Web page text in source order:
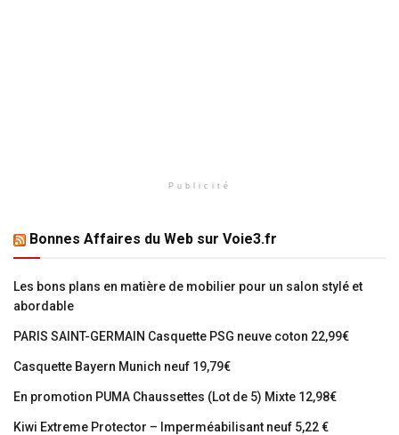
Publicité
Bonnes Affaires du Web sur Voie3.fr
Les bons plans en matière de mobilier pour un salon stylé et
abordable
PARIS SAINT-GERMAIN Casquette PSG neuve coton 22,99€
Casquette Bayern Munich neuf 19,79€
En promotion PUMA Chaussettes (Lot de 5) Mixte 12,98€
Kiwi Extreme Protector – Imperméabilisant neuf 5,22 €